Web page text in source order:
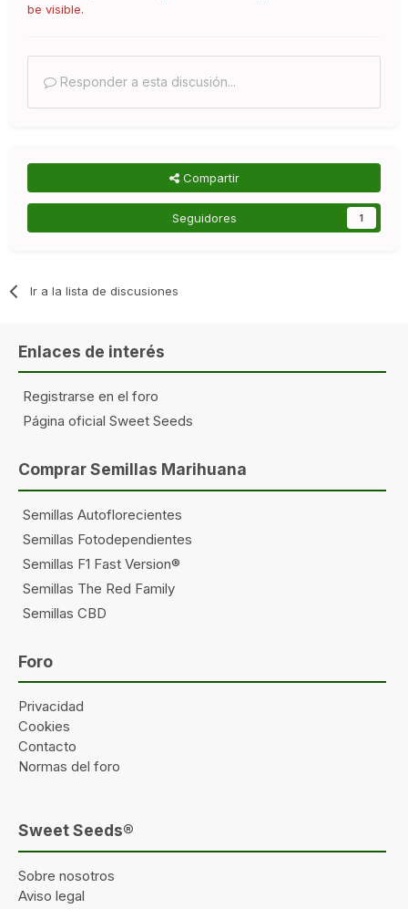
be visible.
Responder a esta discusión...
Compartir
Seguidores 1
Ir a la lista de discusiones
Enlaces de interés
Registrarse en el foro
Página oficial Sweet Seeds
Comprar Semillas Marihuana
Semillas Autoflorecientes
Semillas Fotodependientes
Semillas F1 Fast Version®
Semillas The Red Family
Semillas CBD
Foro
Privacidad
Cookies
Contacto
Normas del foro
Sweet Seeds®
Sobre nosotros
Aviso legal